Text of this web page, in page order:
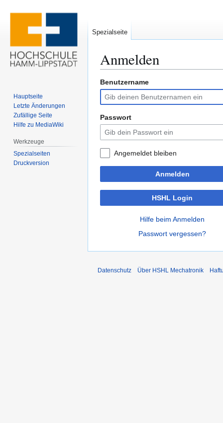
Anmelden
Zur
Navigation
springen
Zur
Suche
springen
Benutzername
Passwort
Angemeldet bleiben
Anmelden
HSHL Login
Hilfe beim Anmelden
Passwort vergessen?
Spezialseite
Hauptseite
Letzte Änderungen
Zufällige Seite
Hilfe zu MediaWiki
Werkzeuge
Spezialseiten
Druckversion
Datenschutz Über HSHL Mechatronik